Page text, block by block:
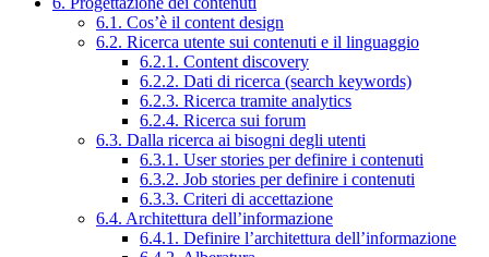
6.1. Cos’è il content design
6.2. Ricerca utente sui contenuti e il linguaggio
6.2.1. Content discovery
6.2.2. Dati di ricerca (search keywords)
6.2.3. Ricerca tramite analytics
6.2.4. Ricerca sui forum
6.3. Dalla ricerca ai bisogni degli utenti
6.3.1. User stories per definire i contenuti
6.3.2. Job stories per definire i contenuti
6.3.3. Criteri di accettazione
6.4. Architettura dell’informazione
6.4.1. Definire l’architettura dell’informazione